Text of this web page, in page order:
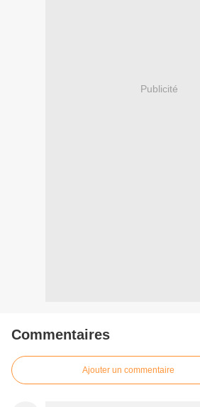
Publicité
Commentaires
Ajouter un commentaire